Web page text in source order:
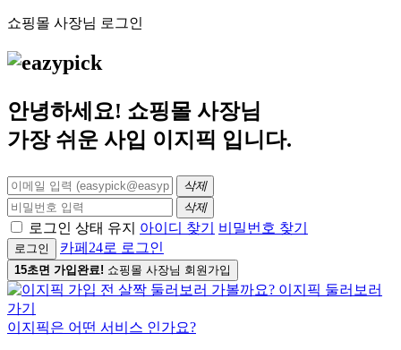
쇼핑몰 사장님 로그인
안녕하세요! 쇼핑몰 사장님
가장 쉬운 사입 이지픽 입니다.
삭제
삭제
로그인 상태 유지 아이디 찾기 비밀번호 찾기
로그인 카페24로 로그인
15초면 가입완료! 쇼핑몰 사장님 회원가입
이지픽은 어떤 서비스 인가요?